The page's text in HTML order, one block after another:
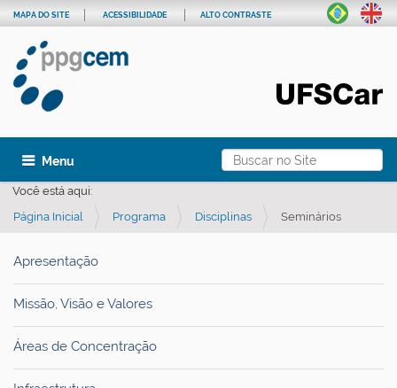
Busca
Busca Avançada…
MAPA DO SITE ACESSIBILIDADE ALTO CONTRASTE
Toggle navigation
Você está aqui:
Página Inicial
Programa Disciplinas Seminários
Apresentação
Missão, Visão e Valores
Áreas de Concentração